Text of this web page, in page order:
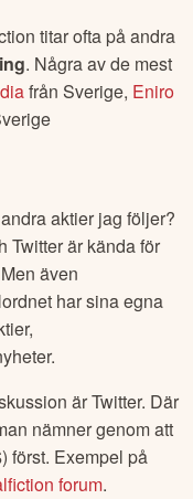
titar ofta på andra
. Några av de mest
frånSverige, Eniro
aktier jag följer?
Twitter är kända för
även
har sina egna
är Twitter. Där
nämner genom att
först. Exempel på
forum.